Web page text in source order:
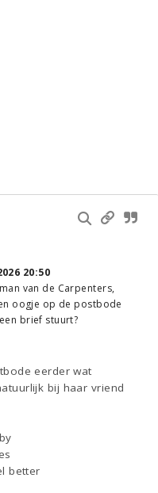
20:50
van de Carpenters,
oogje op de postbode
brief stuurt?
eerder wat
bij haar vriend
better